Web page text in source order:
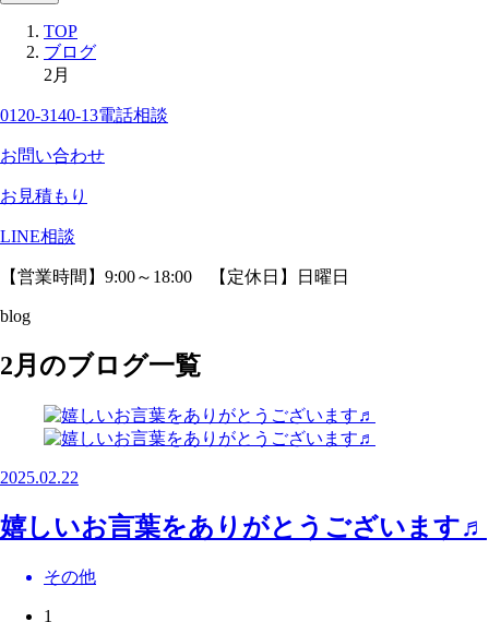
TOP
ブログ
2月
0120-3140-13電話相談
お問い合わせ
お見積もり
LINE相談
【営業時間】9:00～18:00 【定休日】日曜日
blog
2月のブログ一覧
2025.02.22
嬉しいお言葉をありがとうございます♬
その他
1